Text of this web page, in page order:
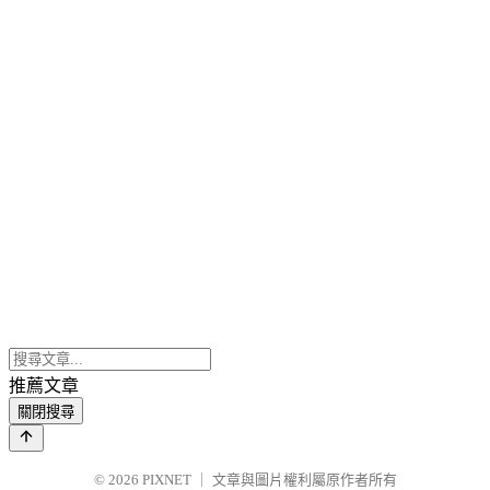
推薦文章
關閉搜尋
© 2026 PIXNET 文章與圖片權利屬原作者所有